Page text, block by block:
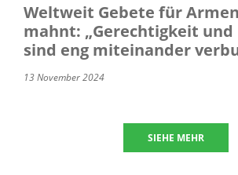
Weltweit Gebete für
mahnt: „Gerechtigkeit und
sind eng miteinander
13 November 2024
SIEHE MEHR